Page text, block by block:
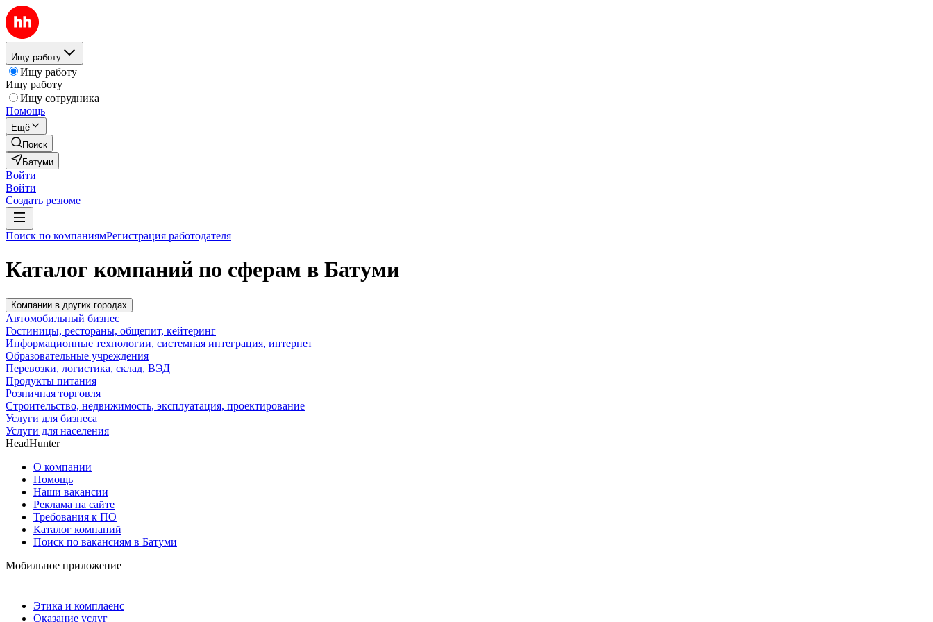
Ищу работу
Ищу работу
Ищу работу
Ищу сотрудника
Помощь
Ещё
Поиск
Батуми
Войти
Войти
Создать резюме
Поиск по компаниямРегистрация работодателя
Каталог компаний по сферам в Батуми
Компании в других городах
Автомобильный бизнес
Гостиницы, рестораны, общепит, кейтеринг
Информационные технологии, системная интеграция, интернет
Образовательные учреждения
Перевозки, логистика, склад, ВЭД
Продукты питания
Розничная торговля
Строительство, недвижимость, эксплуатация, проектирование
Услуги для бизнеса
Услуги для населения
HeadHunter
О компании
Помощь
Наши вакансии
Реклама на сайте
Требования к ПО
Каталог компаний
Поиск по вакансиям в Батуми
Мобильное приложение
Этика и комплаенс
Оказание услуг